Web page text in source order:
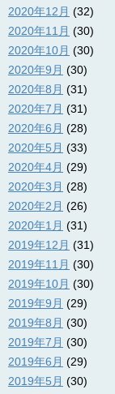
2020年12月 (32)
2020年11月 (30)
2020年10月 (30)
2020年9月 (30)
2020年8月 (31)
2020年7月 (31)
2020年6月 (28)
2020年5月 (33)
2020年4月 (29)
2020年3月 (28)
2020年2月 (26)
2020年1月 (31)
2019年12月 (31)
2019年11月 (30)
2019年10月 (30)
2019年9月 (29)
2019年8月 (30)
2019年7月 (30)
2019年6月 (29)
2019年5月 (30)